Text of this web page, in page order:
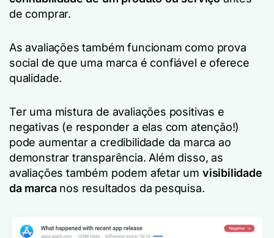
de comprar.
As avaliações também funcionam como prova
social de que uma marca é confiável e oferece
qualidade.
Ter uma mistura de avaliações positivas e
negativas (e responder a elas com atenção!)
pode aumentar a credibilidade da marca ao
demonstrar transparência. Além disso, as
avaliações também podem afetar um visibilidade
da marcanos resultados da pesquisa.